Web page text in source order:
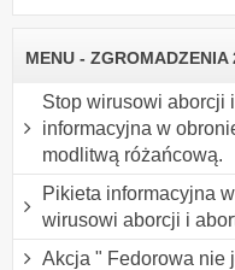
MENU - ZGROMADZENIA
Stop wirusowi aborcji
informacyjna w
modlitwą różańcową.
Pikieta informacyjna
wirusowi aborcji i
Akcja " Fedorowa nie